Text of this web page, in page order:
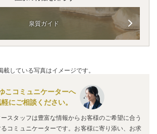
泉質ガイド
載している写真はイメージです。
こコミュニケーターへ
にご相談ください。
スタッフは豊富な情報からお客様のご希望に合う
コミュニケーターです。お客様に寄り添い、お求